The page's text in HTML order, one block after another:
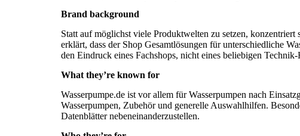
Brand background
Statt auf möglichst viele Produktwelten zu setzen,
erklärt, dass der Shop Gesamtlösungen für unterschiedliche
den Eindruck eines Fachshops, nicht eines beliebigen Technik-
What they’re known for
Wasserpumpe.de ist vor allem für Wasserpumpen nach
Wasserpumpen, Zubehör und generelle Auswahlhilfen.
Datenblätter nebeneinanderzustellen.